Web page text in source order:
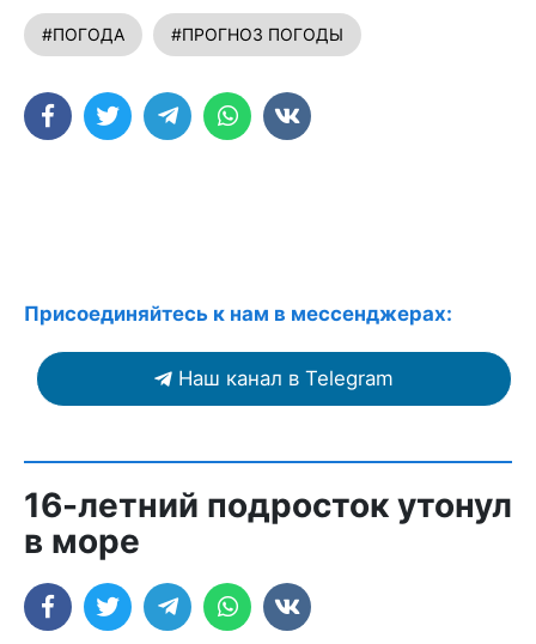
#ПОГОДА #ПРОГНОЗ ПОГОДЫ
Присоединяйтесь к нам в мессенджерах:
Наш канал в Telegram
16-летний подросток утонул
в море